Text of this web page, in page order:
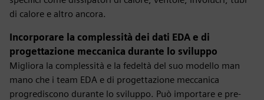
di calore e altro ancora.
Incorporare la complessità dei dati EDA e di
progettazione meccanica durante lo sviluppo
Migliora la complessità e la fedeltà del suo modello man
mano che i team EDA e di progettazione meccanica
progrediscono durante lo sviluppo. Può importare e pre-